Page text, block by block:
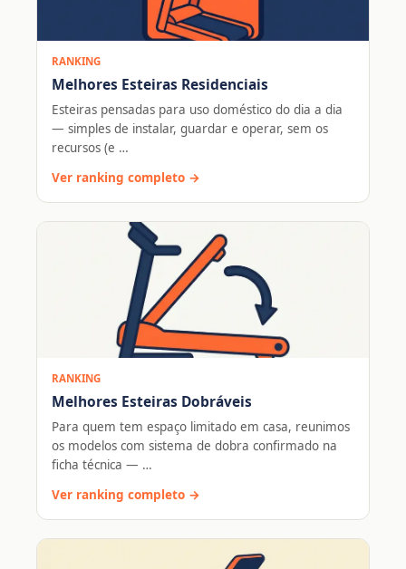
RANKING
Melhores Esteiras Residenciais
Esteiras pensadas para uso doméstico do dia a dia
— simples de instalar, guardar e operar, sem os
recursos (e …
Ver ranking completo →
RANKING
Melhores Esteiras Dobráveis
Para quem tem espaço limitado em casa, reunimos
os modelos com sistema de dobra confirmado na
ficha técnica — …
Ver ranking completo →